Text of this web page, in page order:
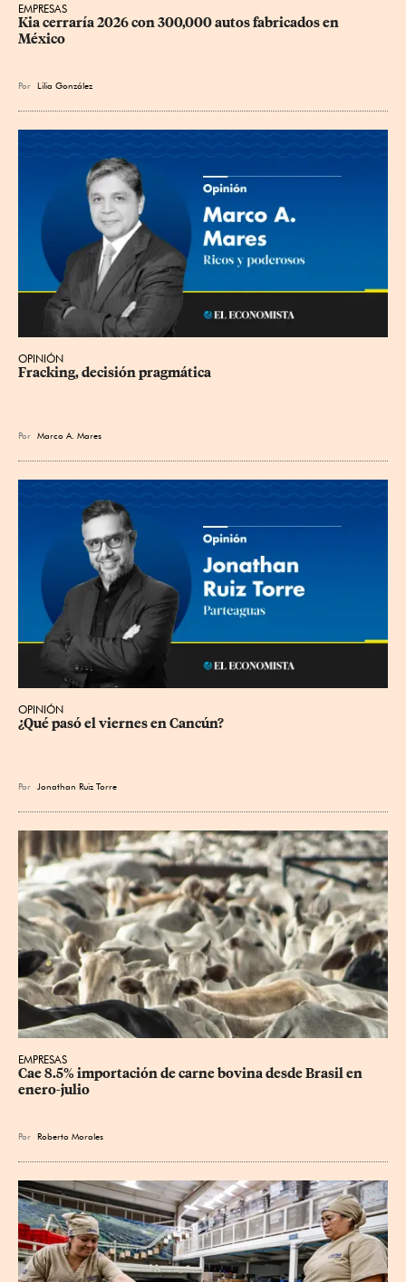
EMPRESAS
Kia cerraría 2026 con 300,000 autos fabricados en
México
Por Lilia González
OPINIÓN
Fracking, decisión pragmática
Por Marco A. Mares
OPINIÓN
¿Qué pasó el viernes en Cancún?
Por Jonathan Ruiz Torre
EMPRESAS
Cae 8.5% importación de carne bovina desde Brasil en
enero-julio
Por Roberto Morales